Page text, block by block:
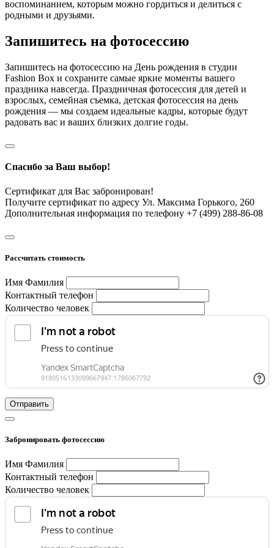
воспоминанием, которым можно гордиться и делиться с
родными и друзьями.
Запишитесь на фотосессию
Запишитесь на фотосессию на День рождения в студии
Fashion Box и сохраните самые яркие моменты вашего
праздника навсегда. Праздничная фотосессия для детей и
взрослых, семейная съемка, детская фотосессия на день
рождения — мы создаем идеальные кадры, которые будут
радовать вас и ваших близких долгие годы.
Спасибо за Ваш выбор!
Сертификат для Вас забронирован!
Получите сертификат по адресу Ул. Максима Горького, 260
Дополнительная информация по телефону +7 (499) 288-86-08
Рассчитать стоимость
Имя Фамилия
Контактный телефон
Количество человек
Отправить
Забронировать фотосессию
Имя Фамилия
Контактный телефон
Количество человек